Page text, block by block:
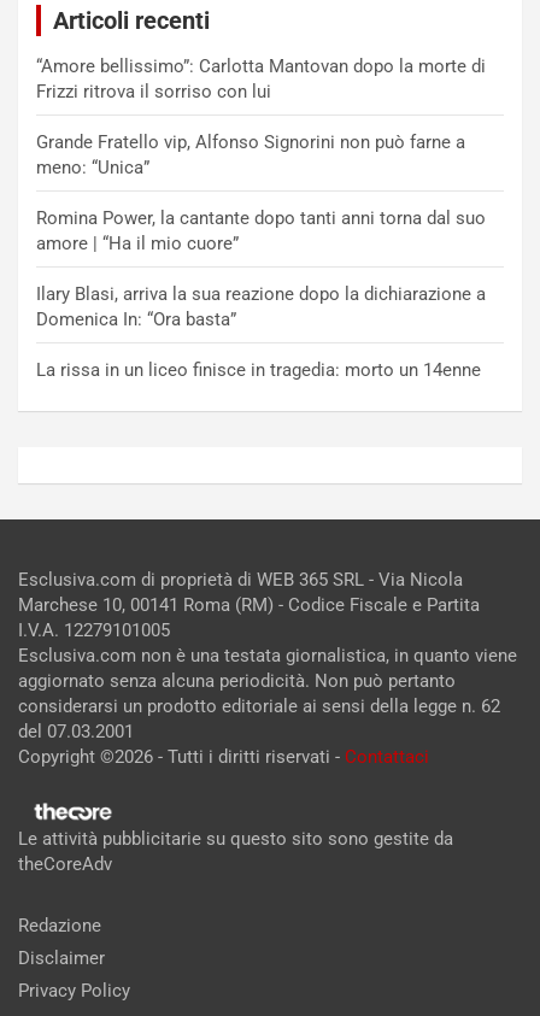
Articoli recenti
“Amore bellissimo”: Carlotta Mantovan dopo la morte di
Frizzi ritrova il sorriso con lui
Grande Fratello vip, Alfonso Signorini non può farne a
meno: “Unica”
Romina Power, la cantante dopo tanti anni torna dal suo
amore | “Ha il mio cuore”
Ilary Blasi, arriva la sua reazione dopo la dichiarazione a
Domenica In: “Ora basta”
La rissa in un liceo finisce in tragedia: morto un 14enne
Esclusiva.com di proprietà di WEB 365 SRL - Via Nicola
Marchese 10, 00141 Roma (RM) - Codice Fiscale e Partita
I.V.A. 12279101005
Esclusiva.com non è una testata giornalistica, in quanto viene
aggiornato senza alcuna periodicità. Non può pertanto
considerarsi un prodotto editoriale ai sensi della legge n. 62
del 07.03.2001
Copyright ©2026 - Tutti i diritti riservati - Contattaci
Le attività pubblicitarie su questo sito sono gestite da
theCoreAdv
Redazione
Disclaimer
Privacy Policy